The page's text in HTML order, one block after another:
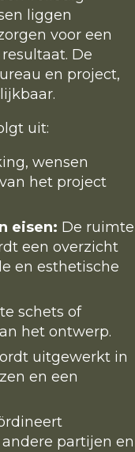
liggen
voor een
De
en project,
uit:
wensen
het project
eisen: De ruimte
een overzicht
en esthetische
schets of
het ontwerp.
uitgewerkt in
en een
partijen en